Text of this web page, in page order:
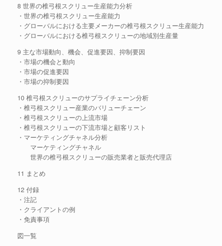
8 世界の椎弓根スクリュー生産能力分析
・世界の椎弓根スクリュー生産能力
・グローバルにおける主要メーカーの椎弓根スクリュー生産能力
・グローバルにおける椎弓根スクリューの地域別生産量
9 主な市場動向、機会、促進要因、抑制要因
・市場の機会と動向
・市場の促進要因
・市場の抑制要因
10 椎弓根スクリューのサプライチェーン分析
・椎弓根スクリュー産業のバリューチェーン
・椎弓根スクリューの上流市場
・椎弓根スクリューの下流市場と顧客リスト
・マーケティングチャネル分析
マーケティングチャネル
世界の椎弓根スクリューの販売業者と販売代理店
11 まとめ
12 付録
・注記
・クライアントの例
・免責事項
図一覧